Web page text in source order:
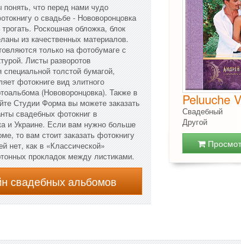
понять, что перед нами чудо
о свадьбе - Нововоронцовка
Роскошная обложка, блок
из качественных материалов.
только на фотобумаге с
Листы разворотов
специальной толстой бумагой,
фотокниге вид элитного
(Нововоронцовка). Также в
Студии Форма вы можете заказать
свадебных фотокниг в
и Украине. Если вам нужно больше
то вам стоит заказать фотокнигу
нет, как в «Классической»
прокладок между листиками.
свадебных альбомов
Peluuche
Свадебный
Другой